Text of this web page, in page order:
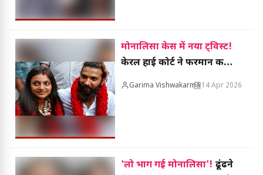
मोनालिसा केस में नया ट्विस्ट!
केरल हाई कोर्ट ने फरमान की
गिरफ्तारी पर लगाई रोक, 20 मई
Garima Vishwakarma14 Apr 2026
'लो भाग गई मोनालिसा'! ढूंढने